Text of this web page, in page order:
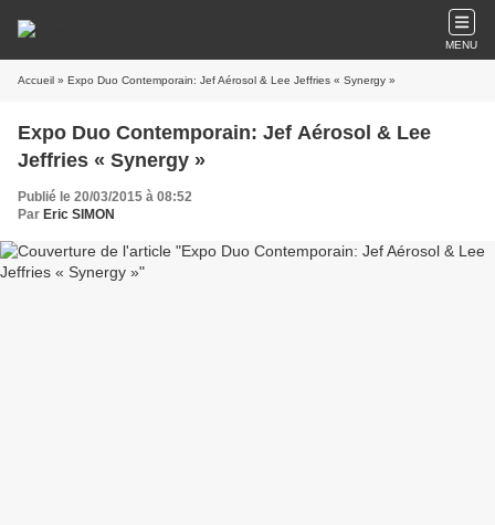
MENU
Accueil » Expo Duo Contemporain: Jef Aérosol & Lee Jeffries « Synergy »
Expo Duo Contemporain: Jef Aérosol & Lee
Jeffries « Synergy »
Publié le 20/03/2015 à 08:52
Par Eric SIMON